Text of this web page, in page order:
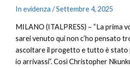
In evidenza /Settembre 4, 2025
MILANO (ITALPRESS) – “La prima
sarei venuto qui non c’ho pensato
ascoltare il progetto e tutto è
io arrivassi”. Così Christopher